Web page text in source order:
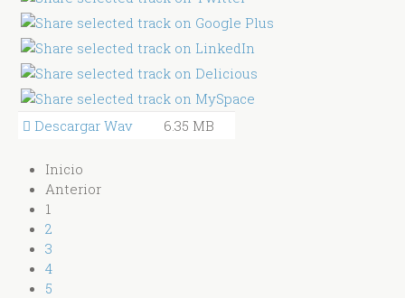
Descargar Wav 6.35 MB
Inicio
Anterior
1
2
3
4
5